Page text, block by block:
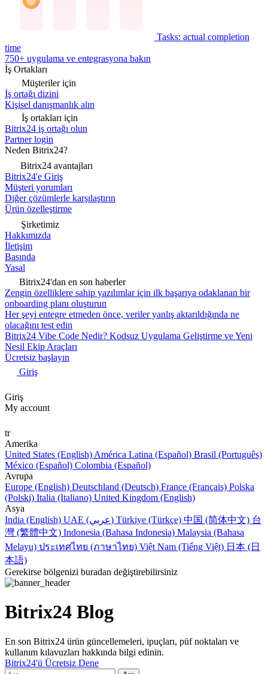
Tasks: actual completion
time
750+ uygulama ve entegrasyona bakın
İş Ortakları
Müşteriler için
İş ortağı dizini
Kişisel danışmanlık alın
İş ortakları için
Bitrix24 iş ortağı olun
Partner login
Neden Bitrix24?
Bitrix24 avantajları
Bitrix24'e Giriş
Müşteri yorumları
Diğer çözümlerle karşılaştırın
Ürün özelleştirme
Şirketimiz
Hakkımızda
İletişim
Basında
Yasal
Bitrix24'dan en son haberler
Zengin özelliklere sahip yazılımlar için ilk başarıya odaklanan bir
onboarding planı oluşturun
Her şeyi entegre etmeden önce, veriler yanlış aktarıldığında ne
olacağını test edin
Bitrix24 Vibe Code Nedir? Kodsuz Uygulama Geliştirme ve Yeni
Nesil Ekip Araçları
Ücretsiz başlayın
Giriş
Giriş
My account
tr
Amerika
United States (English) América Latina (Español) Brasil (Português)
México (Español) Colombia (Español)
Avrupa
Europe (English) Deutschland (Deutsch) France (Français) Polska
(Polski) Italia (Italiano) United Kingdom (English)
Asya
India (English)
UAE (عربي) Türkiye (Türkçe) 中国 (简体中文) 台
灣 (繁體中文) Indonesia (Bahasa Indonesia) Malaysia (Bahasa
Melayu) ประเทศไทย (ภาษาไทย) Việt Nam (Tiếng Việt) 日本 (日
本語)
Gerekirse bölgenizi buradan değiştirebilirsiniz
Bitrix24 Blog
En son Bitrix24 ürün güncellemeleri, ipuçları, püf noktaları ve
kullanım kılavuzları hakkında bilgi edinin.
Bitrix24'ü Ücretsiz Dene